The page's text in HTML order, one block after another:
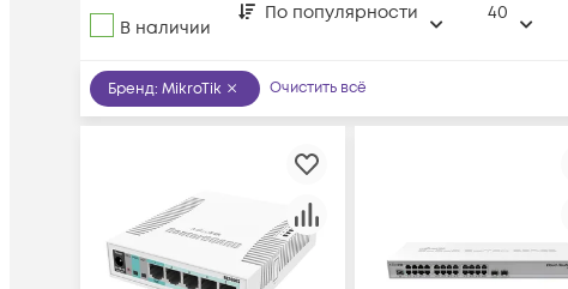
В наличии
По популярности 40
Бренд: MikroTik Очистить всё